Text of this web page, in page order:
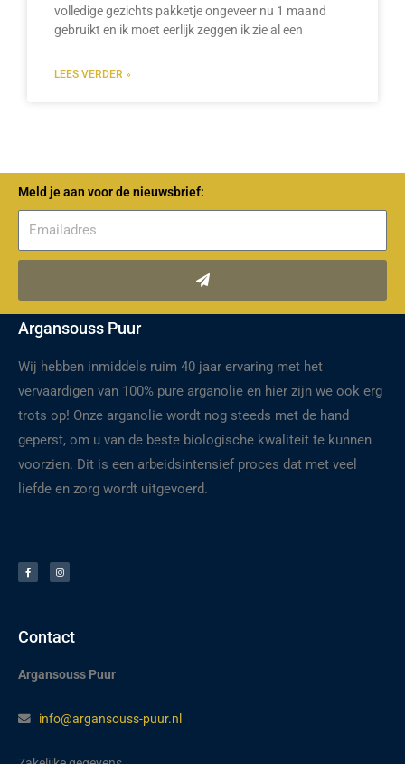
volledige gezichts pakketje ongeveer nu 1 maand
gebruikt en ik moet eerlijk zeggen ik zie al een
LEES VERDER »
Meld je aan voor de nieuwsbrief:
Verzenden
Argansouss Puur
Wij hebben inmiddels ruim 40 jaar ervaring met het
vervaardigen van 100% pure arganolie en hier zijn we ook erg
trots op! Onze arganolie wordt nog steeds met de hand
geperst, om u van de beste biologische kwaliteit te kunnen
voorzien. Dit is een arbeidsintensief proces dat met veel
liefde en zorg wordt uitgevoerd.
c
e
b
s
t
a
Contact
Argansouss Puur
info@argansouss-puur.nl